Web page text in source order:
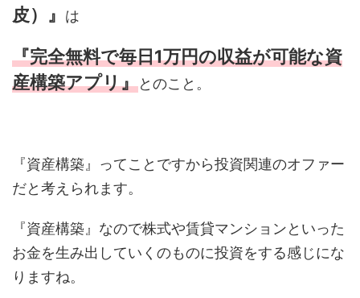
皮）』
は
『完全無料で毎日1万円の収益が可能な資
産構築アプリ』とのこと。
『資産構築』ってことですから投資関連のオファー
だと考えられます。
『資産構築』なので株式や賃貸マンションといった
お金を生み出していくのものに投資をする感じにな
りますね。